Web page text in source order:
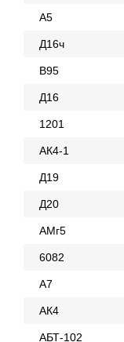
А5
Д16ч
В95
Д16
1201
АК4-1
Д19
Д20
АМг5
6082
А7
АК4
АБТ-102